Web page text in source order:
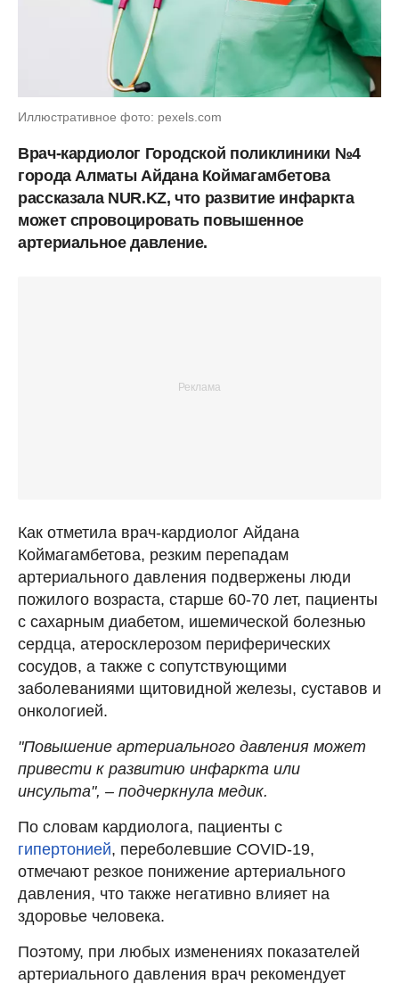
Иллюстративное фото: pexels.com
Врач-кардиолог Городской поликлиники №4
города Алматы Айдана Коймагамбетова
рассказала NUR.KZ, что развитие инфаркта
может спровоцировать повышенное
артериальное давление.
Как отметила врач-кардиолог Айдана
Коймагамбетова, резким перепадам
артериального давления подвержены люди
пожилого возраста, старше 60-70 лет, пациенты
с сахарным диабетом, ишемической болезнью
сердца, атеросклерозом периферических
сосудов, а также с сопутствующими
заболеваниями щитовидной железы, суставов и
онкологией.
"Повышение артериального давления может
привести к развитию инфаркта или
инсульта", – подчеркнула медик.
По словам кардиолога, пациенты с
гипертонией, переболевшие COVID-19,
отмечают резкое понижение артериального
давления, что также негативно влияет на
здоровье человека.
Поэтому, при любых изменениях показателей
артериального давления врач рекомендует